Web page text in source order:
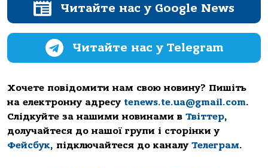
Читайте нас у Google News
Читайте нас у Telegram
Хочете повідомити нам свою новину? Пишіть
на електронну адресу tenews.te.ua@gmail.com.
Слідкуйте за нашими новинами в Твіттер,
долучайтеся до нашої групи і сторінки у
Фейсбук, підключайтеся до каналу Телеграм.